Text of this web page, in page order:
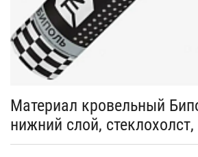
Материал кровельный
нижний слой,